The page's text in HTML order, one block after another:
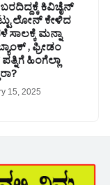
ಕಿವಿಚೈನ್‌
ಲೋನ್‌ ಕೇಳಿದ
ಸಾಲಕ್ಕೆ ಮನ್ನಾ
, ‍ಫ್ರೀಡಂ
ಹಿಂಗೆಲ್ಲಾ
15, 2025